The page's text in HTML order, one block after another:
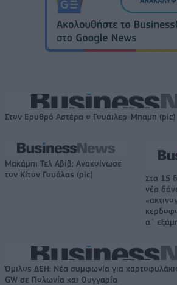
Στον Ερυθρό Αστέρα ο Γουάιλερ-Μπαμπ (pic)
Μακάμπι Τελ Αβίβ: Ανακοίνωσε
τον Κίτον Γουάλας (pic)
Στα 15
νέα
α΄
Όμιλος ΔΕΗ: Νέα συμφωνία για
GW σε Πολωνία και Ουγγαρία